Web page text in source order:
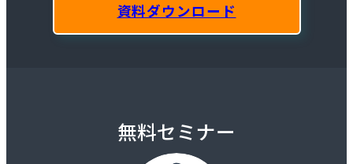
資料ダウンロード
無料セミナー